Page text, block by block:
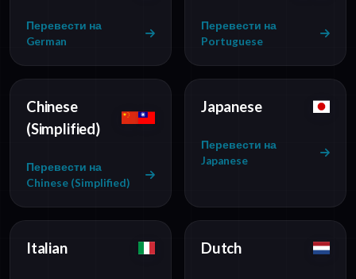
Перевести на
German
Перевести на
Portuguese
Chinese
(Simplified)
Перевести на
Chinese (Simplified)
Japanese
Перевести на
Japanese
Italian Dutch